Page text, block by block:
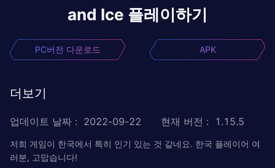
and Ice 플레이하기
PC버전 다운로드 APK
더보기
업데이트 날짜 : 2022-09-22 현재 버전 : 1.15.5
저희 게임이 한국에서 특히 인기 있는 것 같네요. 한국 플레이어 여
러분, 고맙습니다!